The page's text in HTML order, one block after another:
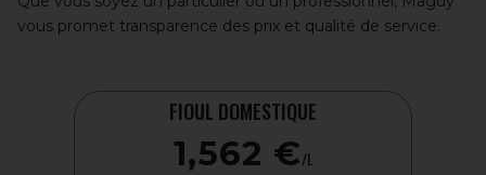
vous promet transparence des prix et qualité de service.
FIOUL DOMESTIQUE
1,562 €/L